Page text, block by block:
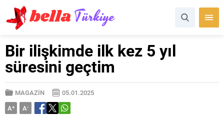
Bir ilişkimde ilk kez 5 yıl
süresini geçtim
MAGAZİN
05.01.2025
A+ A-